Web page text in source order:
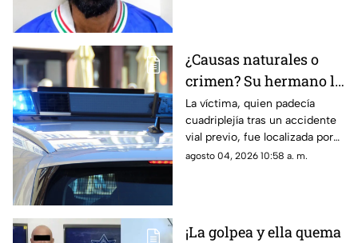
¿Causas naturales o
crimen? Su hermano la
encuentra MUERTA,
pero la postura de su
cuerpo desata
sospechas
La víctima, quien padecía
cuadriplejía tras un accidente
vial previo, fue localizada por
su hermano; las autoridades
agosto 04, 2026 10:58 a. m.
¡La golpea y ella quema